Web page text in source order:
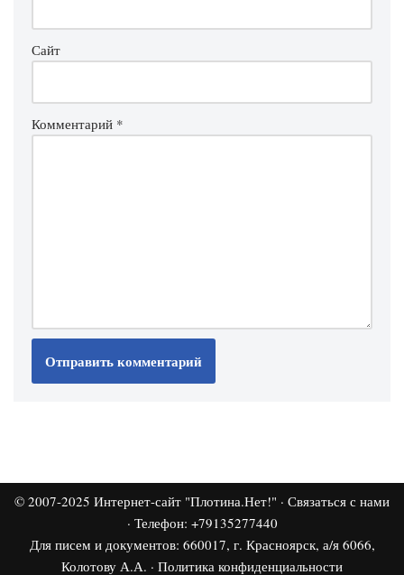
Сайт
Комментарий *
© 2007-2025 Интернет-сайт "Плотина.Нет!" · Связаться с нами
· Телефон: +79135277440
Для писем и документов: 660017, г. Красноярск, а/я 6066,
Колотову А.А. · Политика конфиденциальности